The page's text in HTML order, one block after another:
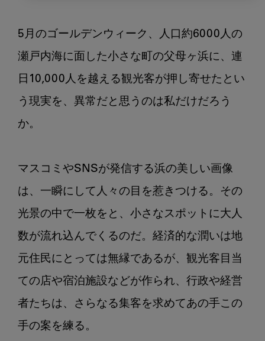
歯
の
少
な
町
の
医
の
日
シ
ー
ン
2：
シ
ロ
5月のゴールデンウィーク、人口約6000人の
瀬戸内海に面した小さな町の父母ヶ浜に、連
日10,000人を越える観光客が押し寄せたとい
う現実を、異常だと思うのは私だけだろう
か。
マスコミやSNSが発信する浜の美しい画像
は、一瞬にして人々の目を惹きつける。その
光景の中で一枚をと、小さなスポットに大人
数が流れ込んでくるのだ。経済的な潤いは地
元住民にとっては無縁であるが、観光客目当
ての店や宿泊施設などが作られ、行政や経営
者たちは、さらなる集客を求めてあの手この
手の案を練る。